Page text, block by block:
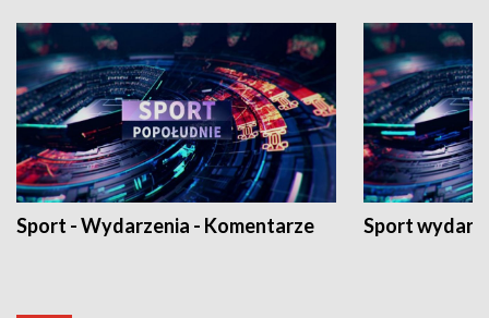
Sport - Wydarzenia - Komentarze Sport